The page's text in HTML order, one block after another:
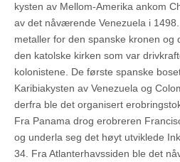
kysten av Mellom-Amerika ankom
av det nåværende Venezuela i
metaller for den spanske kronen og
den katolske kirken som var
kolonistene. De første spanske
Karibiakysten av Venezuela og
derfra ble det organisert
Fra Panama drog erobreren
og underla seg det høyt utviklede
34. Fra Atlanterhavssiden ble det